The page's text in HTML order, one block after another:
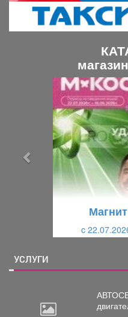
c
УСЛУГИ